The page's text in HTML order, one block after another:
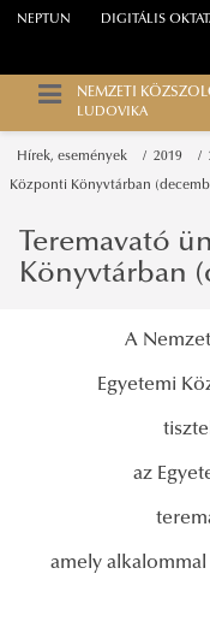
NEPTUN DIGITÁLIS
NEMZETI
LUDOVIKA
Hírek, események 2019
Központi Könyvtárban
Teremavató
Könyvtárban
A
Egyetemi
az
amely